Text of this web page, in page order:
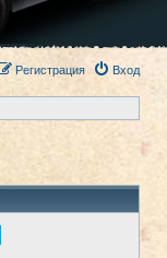
Вход
Регистрация